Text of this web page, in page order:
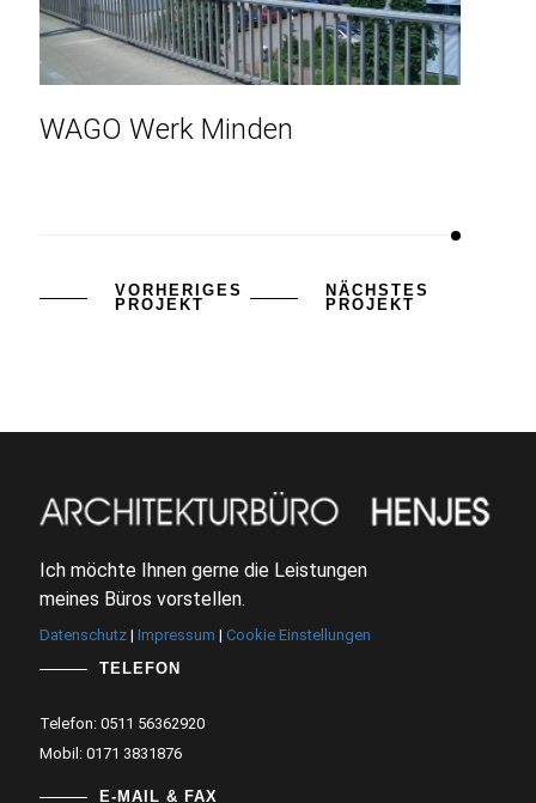
WAGO Werk Minden
VORHERIGES
PROJEKT
NÄCHSTES
PROJEKT
Ich möchte Ihnen gerne die Leistungen
meines Büros vorstellen.
Datenschutz| Impressum | Cookie Einstellungen
TELEFON
Telefon: 0511 56362920
Mobil: 0171 3831876
E-MAIL & FAX